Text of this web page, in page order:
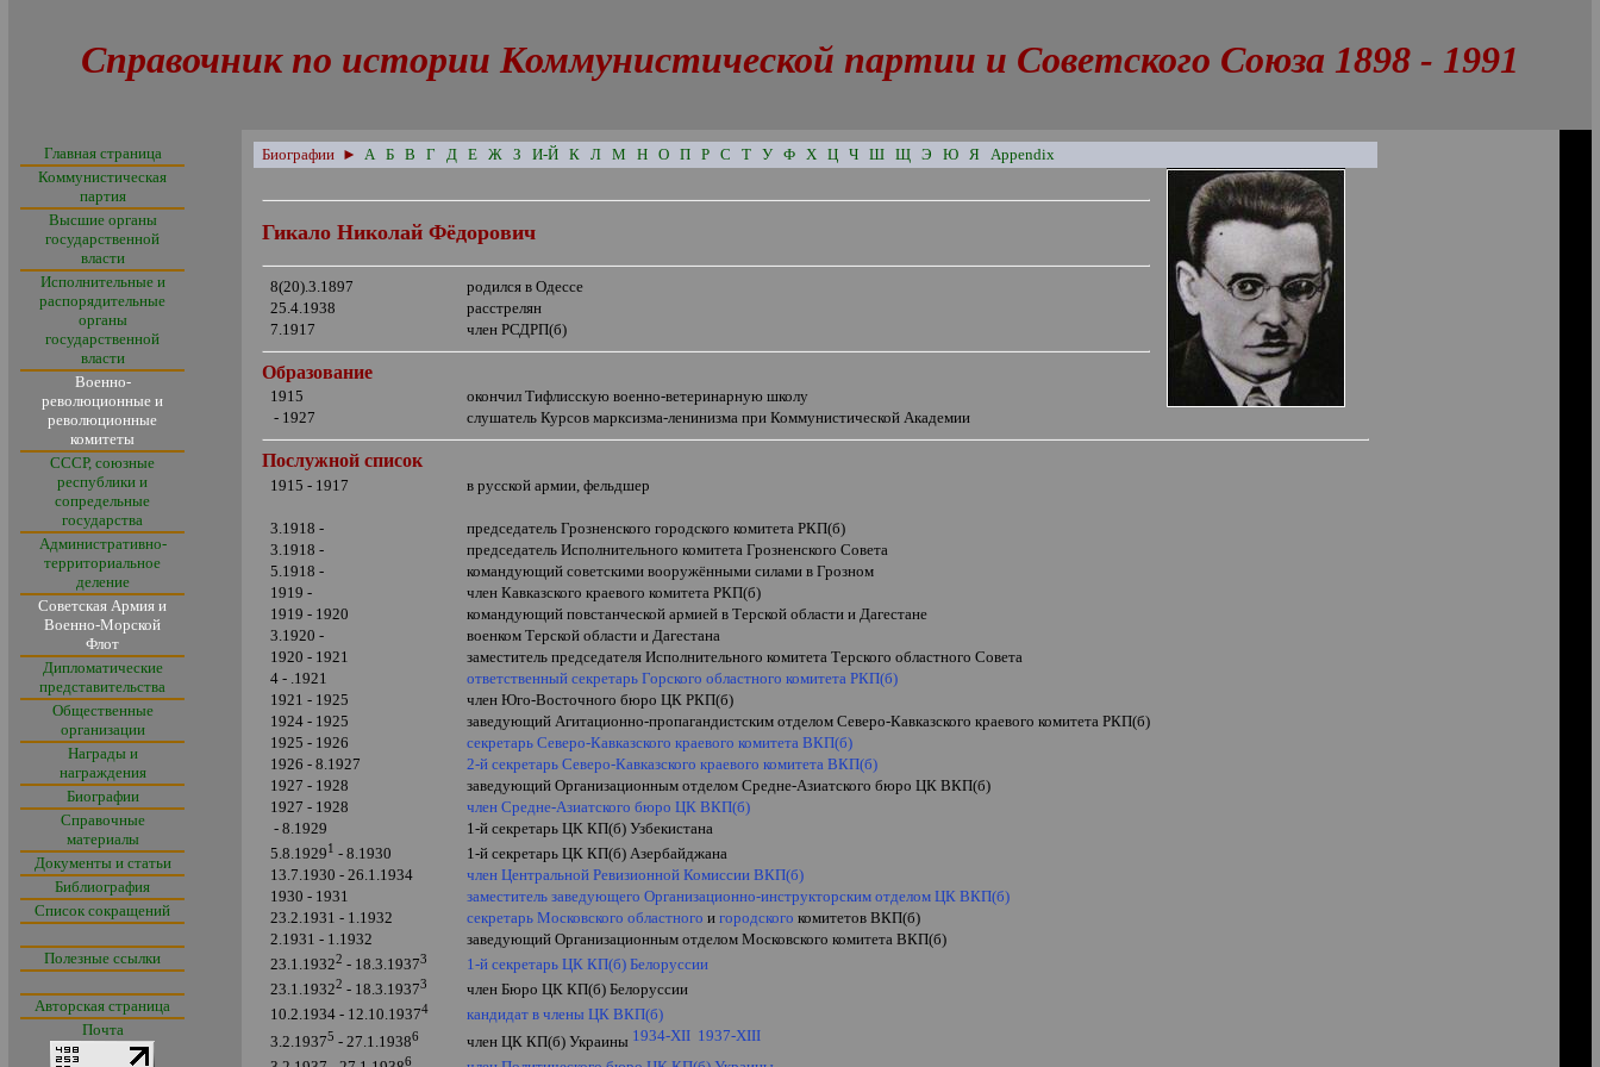
Справочник по истории Коммунистической партии и Советского Союза 1898 - 1991
Главная страница
Коммунистическая
партия
Высшие органы
государственной
власти
Исполнительные и
распорядительные
органы
государственной
власти
Военно-
революционные и
революционные
комитеты
СССР, союзные
республики и
сопредельные
государства
Административно-
территориальное
деление
Советская Армия и
Военно-Морской
Флот
Дипломатические
представительства
Общественные
организации
Награды и
награждения
Биографии
Справочные
материалы
Документы и статьи
Библиография
Список сокращений
Полезные ссылки
Авторская страница
Почта
Биографии ► А Б В Г Д Е Ж З И-Й К Л М Н О П Р С Т У Ф Х Ц Ч Ш Щ Э Ю Я Appendix
Гикало Николай Фёдорович
8(20).3.1897
родился в Одессе
25.4.1938
расстрелян
7.1917
член РСДРП(б)
Образование
1915
окончил Тифлисскую военно-ветеринарную школу
- 1927
слушатель Курсов марксизма-ленинизма при Коммунистической Академии
Послужной список
1915 - 1917 в русской армии, фельдшер
3.1918 -
председатель Грозненского городского комитета РКП(б)
3.1918 -
председатель Исполнительного комитета Грозненского Совета
5.1918 -
командующий советскими вооружёнными силами в Грозном
1919 -
член Кавказского краевого комитета РКП(б)
1919 - 1920
командующий повстанческой армией в Терской области и Дагестане
3.1920 -
военком Терской области и Дагестана
1920 - 1921
заместитель председателя Исполнительного комитета Терского областного Совета
4 - .1921
ответственный секретарь Горского областного комитета РКП(б)
1921 - 1925
член Юго-Восточного бюро ЦК РКП(б)
1924 - 1925
заведующий Агитационно-пропагандистским отделом Северо-Кавказского краевого комитета РКП(б)
1925 - 1926
секретарь Северо-Кавказского краевого комитета ВКП(б)
1926 - 8.1927
2-й секретарь Северо-Кавказского краевого комитета ВКП(б)
1927 - 1928
заведующий Организационным отделом Средне-Азиатского бюро ЦК ВКП(б)
1927 - 1928
член Средне-Азиатского бюро ЦК ВКП(б)
- 8.1929
1-йсекретарь ЦК КП(б) Узбекистана
5.8.19291 - 8.1930
1-й секретарь ЦК КП(б) Азербайджана
13.7.1930 - 26.1.1934
член Центральной Ревизионной Комиссии ВКП(б)
1930 - 1931
заместитель заведующего Организационно-инструкторским отделом ЦК ВКП(б)
23.2.1931 - 1.1932
секретарь Московского областного игородского комитетов ВКП(б)
2.1931 - 1.1932
заведующий Организационным отделом Московского комитета ВКП(б)
23.1.19322 - 18.3.19373 1-й секретарь ЦК КП(б)Белоруссии
23.1.19322 - 18.3.19373 член Бюро ЦК КП(б)Белоруссии
10.2.1934 - 12.10.19374
кандидат в члены ЦК ВКП(б)
3.2.19375 - 27.1.19386 член ЦК КП(б) Украины 1934-XII 1937-XIII
6